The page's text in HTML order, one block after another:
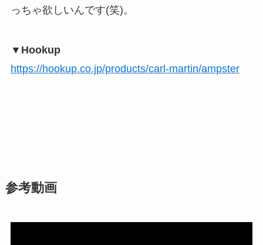
っちゃ欲しいんです(笑)。
▼Hookup
https://hookup.co.jp/products/carl-martin/ampster
参考動画